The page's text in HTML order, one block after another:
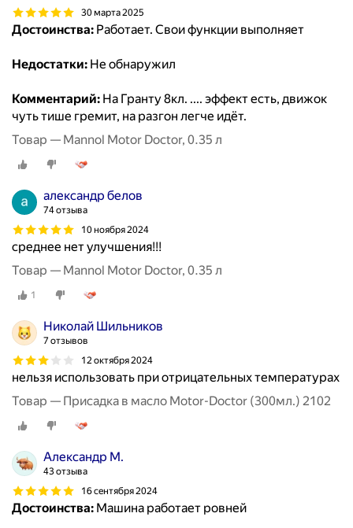
30 марта 2025
Достоинства: Работает. Свои функции выполняет
Недостатки: Не обнаружил
Комментарий: На Гранту 8кл. .... эффект есть, движок
чуть тише гремит, на разгон легче идёт.
Товар — Mannol Motor Doctor, 0.35 л
александр белов
74 отзыва
10 ноября 2024
среднее нет улучшения!!!
Товар — Mannol Motor Doctor, 0.35 л
1
Николай Шильников
7 отзывов
12 октября 2024
нельзя использовать при отрицательных температурах
Товар — Присадка в масло Motor-Doctor (300мл.) 2102
Александр М.
43 отзыва
16 сентября 2024
Достоинства: Машина работает ровней